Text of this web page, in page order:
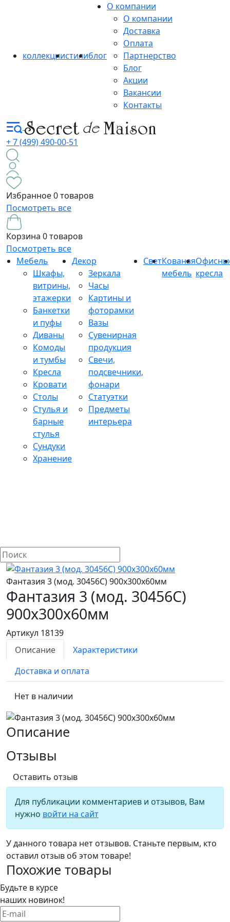
коллекциистилиблог
О компании
О компании
Доставка
Оплата
Партнерство
Блог
Акции
Вакансии
Контакты
+ 7 (499) 490-00-51
Избранное0 товаров
Посмотреть все
Корзина 0 товаров
Посмотреть все
Мебель
Шкафы,
витрины,
этажерки
Банкетки
и пуфы
Диваны
Комоды
и тумбы
Кресла
Кровати
Столы
Стулья и
барные
стулья
Сундуки
Хранение
Декор
Зеркала
Часы
Картины и
фоторамки
Вазы
Сувенирная
продукция
Свечи,
подсвечники,
фонари
Статуэтки
Предметы
интерьера
СветКованая
мебель кресла
Фантазия 3 (мод. 30456C) 900х300х60мм
Фантазия 3 (мод. 30456C)
900х300х60мм
Артикул 18139
Описание
Характеристики
Доставка и оплата
Нет в наличии
Описание
Отзывы
Оставить отзыв
Для публикации комментариев и отзывов, Вам
нужно войти на сайт
У данного товара нет отзывов. Станьте первым, кто
оставил отзыв об этом товаре!
Похожие товары
Будьте в курсе
наших новинок!